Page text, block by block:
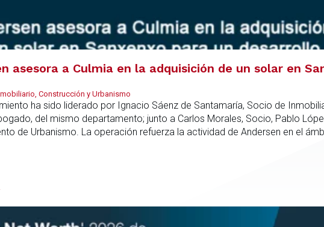
asesora a Culmia en la adquisición de un solar en
Construcción y Urbanismo
ha sido liderado por Ignacio Sáenz de Santamaría, Socio de
del mismo departamento; junto a Carlos Morales, Socio, Pablo
de Urbanismo. La operación refuerza la actividad de Andersen en el